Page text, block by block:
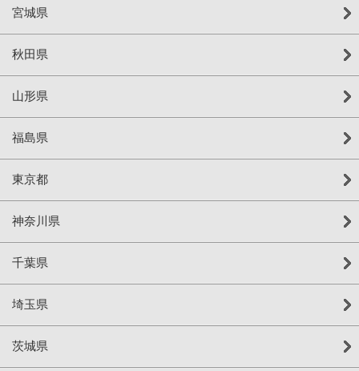
宮城県
秋田県
山形県
福島県
東京都
神奈川県
千葉県
埼玉県
茨城県